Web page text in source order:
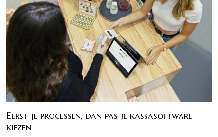
Eerst je processen, dan pas je kassasoftware
kiezen